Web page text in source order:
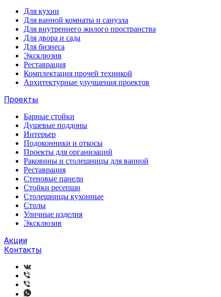
Для кухни
Для ванной комнаты и санузла
Для внутреннего жилого пространства
Для двора и сада
Для бизнеса
Эксклюзив
Реставрация
Комплектация прочей техникой
Архитектурные улучшения проектов
Проекты
Барные стойки
Душевые поддоны
Интерьер
Подоконники и откосы
Проекты для организаций
Раковины и столешницы для ванной
Реставрация
Стеновые панели
Стойки ресепшн
Столешницы кухонные
Столы
Уличные изделия
Эксклюзив
Акции
Контакты